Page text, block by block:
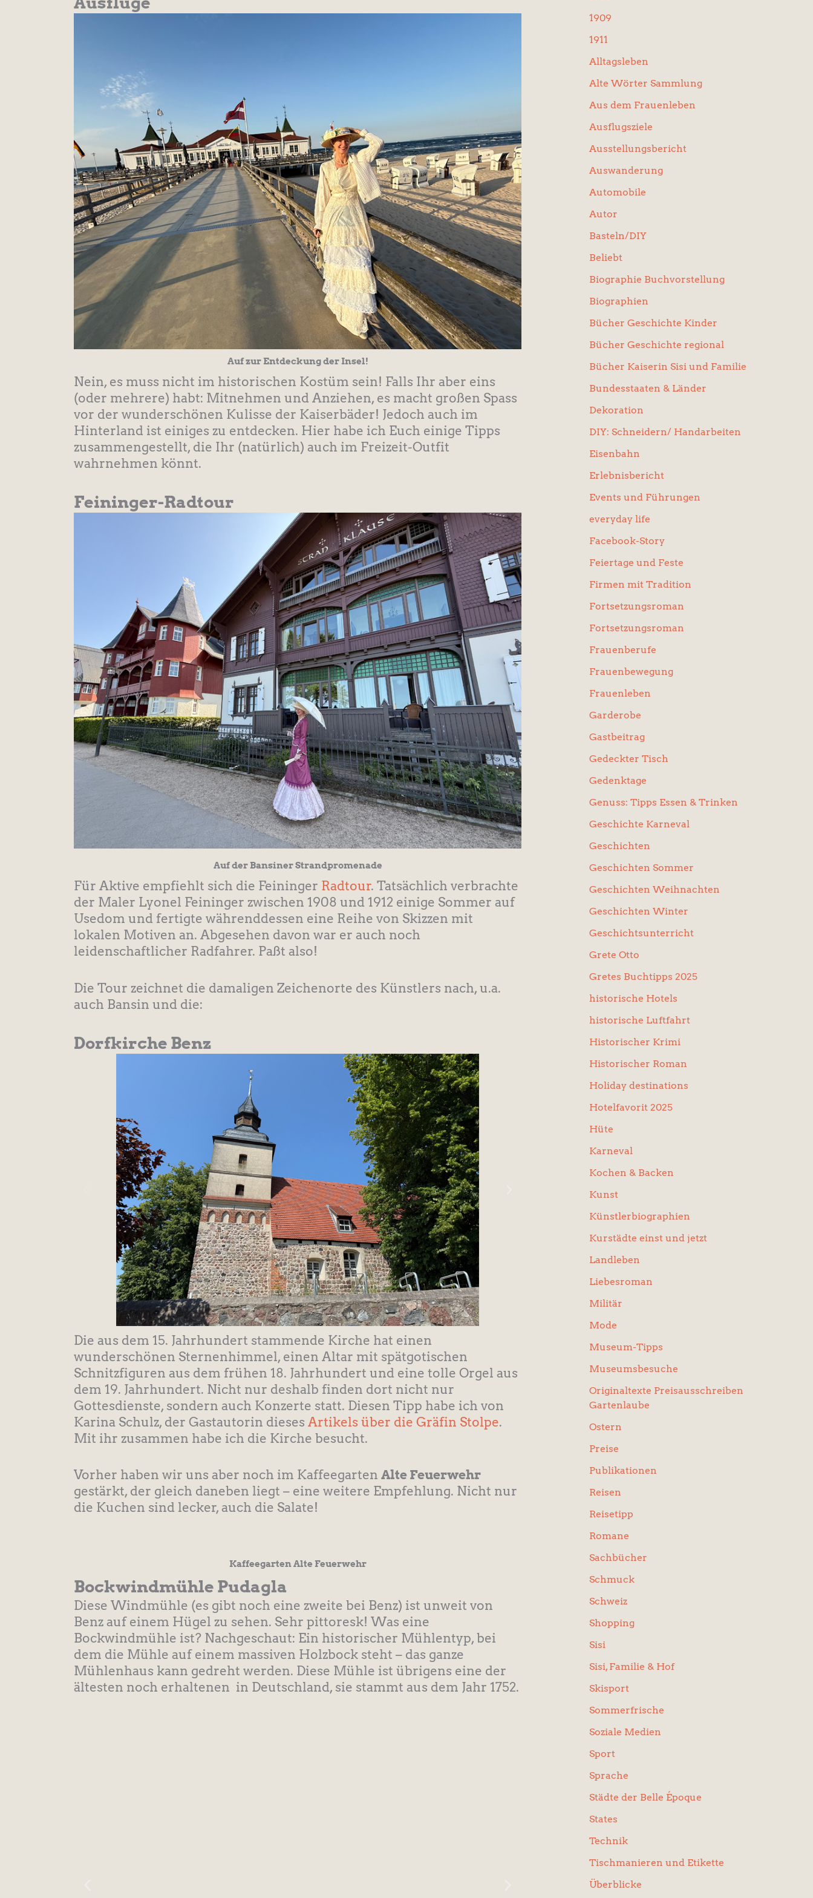
Auf zur Entdeckung der Insel!
Nein, es muss nicht im historischen Kostüm sein! Falls Ihr aber eins
(oder mehrere) habt: Mitnehmen und Anziehen, es macht großen Spass
vor der wunderschönen Kulisse der Kaiserbäder! Jedoch auch im
Hinterland ist einiges zu entdecken. Hier habe ich Euch einige Tipps
zusammengestellt, die Ihr (natürlich) auch im Freizeit-Outfit
wahrnehmen könnt.
Feininger-Radtour
Auf der Bansiner Strandpromenade
Für Aktive empfiehlt sich die Feininger Radtour. Tatsächlich verbrachte
der Maler Lyonel Feininger zwischen 1908 und 1912 einige Sommer auf
Usedom und fertigte währenddessen eine Reihe von Skizzen mit
lokalen Motiven an. Abgesehen davon war er auch noch
leidenschaftlicher Radfahrer. Paßt also!
Die Tour zeichnet die damaligen Zeichenorte des Künstlers nach, u.a.
auch Bansin und die:
Dorfkirche Benz
Die aus dem 15. Jahrhundert stammende Kirche hat einen
wunderschönen Sternenhimmel, einen Altar mit spätgotischen
Schnitzfiguren aus dem frühen 18. Jahrhundert und eine tolle Orgel aus
dem 19. Jahrhundert. Nicht nur deshalb finden dort nicht nur
Gottesdienste, sondern auch Konzerte statt. Diesen Tipp habe ich von
Karina Schulz, der Gastautorin dieses Artikels über die Gräfin Stolpe.
Mit ihr zusammen habe ich die Kirche besucht.
Vorher haben wir uns aber noch im Kaffeegarten Alte Feuerwehr
gestärkt, der gleich daneben liegt – eine weitere Empfehlung. Nicht nur
die Kuchen sind lecker, auch die Salate!
Kaffeegarten Alte Feuerwehr
Bockwindmühle Pudagla
Diese Windmühle (es gibt noch eine zweite bei Benz) ist unweit von
Benz auf einem Hügel zu sehen. Sehr pittoresk! Was eine
Bockwindmühle ist? Nachgeschaut: Ein historischer Mühlentyp, bei
dem die Mühle auf einem massiven Holzbock steht – das ganze
Mühlenhaus kann gedreht werden. Diese Mühle ist übrigens eine der
ältesten noch erhaltenen in Deutschland, sie stammt aus dem Jahr 1752.
1909
1911
Alltagsleben
Alte Wörter Sammlung
Aus dem Frauenleben
Ausflugsziele
Ausstellungsbericht
Auswanderung
Automobile
Autor
Basteln/DIY
Beliebt
Biographie Buchvorstellung
Biographien
Bücher Geschichte Kinder
Bücher Geschichte regional
Bücher Kaiserin Sisi und Familie
Bundesstaaten & Länder
Dekoration
DIY: Schneidern/ Handarbeiten
Eisenbahn
Erlebnisbericht
Events und Führungen
everyday life
Facebook-Story
Feiertage und Feste
Firmen mit Tradition
Fortsetzungsroman
Fortsetzungsroman
Frauenberufe
Frauenbewegung
Frauenleben
Garderobe
Gastbeitrag
Gedeckter Tisch
Gedenktage
Genuss: Tipps Essen & Trinken
Geschichte Karneval
Geschichten
Geschichten Sommer
Geschichten Weihnachten
Geschichten Winter
Geschichtsunterricht
Grete Otto
Gretes Buchtipps 2025
historische Hotels
historische Luftfahrt
Historischer Krimi
Historischer Roman
Holiday destinations
Hotelfavorit 2025
Hüte
Karneval
Kochen & Backen
Kunst
Künstlerbiographien
Kurstädte einst und jetzt
Landleben
Liebesroman
Militär
Mode
Museum-Tipps
Museumsbesuche
Originaltexte Preisausschreiben
Gartenlaube
Ostern
Preise
Publikationen
Reisen
Reisetipp
Romane
Sachbücher
Schmuck
Schweiz
Shopping
Sisi
Sisi, Familie & Hof
Skisport
Sommerfrische
Soziale Medien
Sport
Sprache
Städte der Belle Époque
States
Technik
Tischmanieren und Etikette
Überblicke